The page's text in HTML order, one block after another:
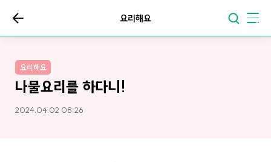
요리해요
요리해요
나물요리를 하다니!
2024.04.02 08:26